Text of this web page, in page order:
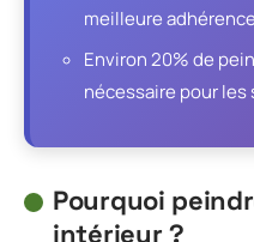
meilleure
Environ 20% de
nécessaire pour les
Pourquoi
intérieur ?